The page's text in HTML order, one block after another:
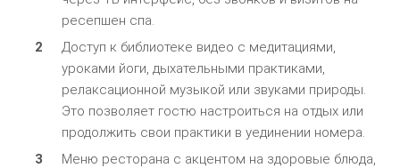
ресепшен спа.
Доступ к библиотеке видео с медитациями,
уроками йоги, дыхательными практиками,
релаксационной музыкой или звуками природы.
Это позволяет гостю настроиться на отдых или
продолжить свои практики в уединении номера.
Меню ресторана с акцентом на здоровые блюда,